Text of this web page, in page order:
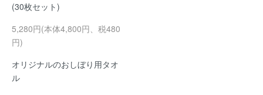
(30枚セット)
5,280円(本体4,800円、税480
円)
オリジナルのおしぼり用タオ
ル